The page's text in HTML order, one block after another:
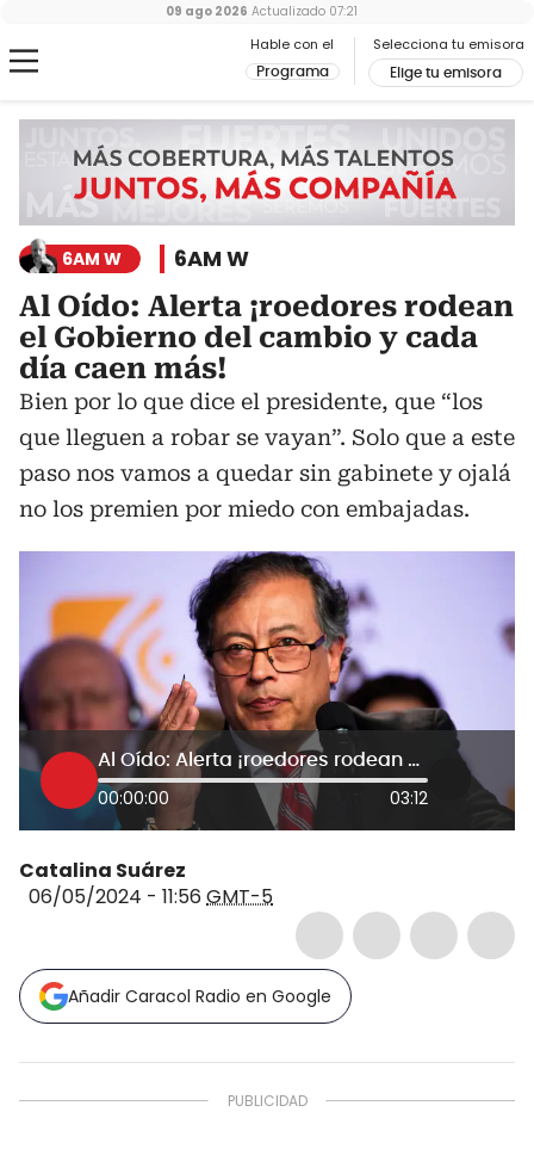
Hable con el
Programa
Selecciona tu emisora
Elige tu emisora
09 ago 2026 Actualizado 07:21
6AM W 6AM W
Al Oído: Alerta ¡roedores rodean
el Gobierno del cambio y cada
día caen más!
Bien por lo que dice el presidente, que “los
que lleguen a robar se vayan”. Solo que a este
paso nos vamos a quedar sin gabinete y ojalá
no los premien por miedo con embajadas.
Al Oído: Alerta ¡roedores rodean el Gobierno del cambio y cada día caen más!
00:00:00 03:12
Catalina Suárez
06/05/2024 - 11:56 GMT-5
Añadir Caracol Radio en Google